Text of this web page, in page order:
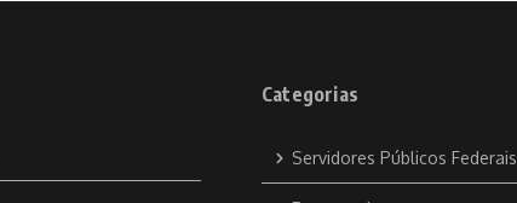
Categorias
Servidores Públicos Federais